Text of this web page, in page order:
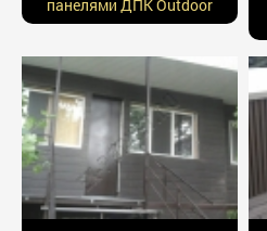
панелями ДПК Outdoor